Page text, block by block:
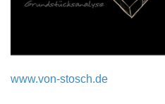
www.von-stosch.de